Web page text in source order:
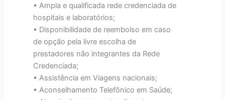
• Ampla e qualificada rede credenciada de
hospitais e laboratórios;
• Disponibilidade de reembolso em caso
de opção pela livre escolha de
prestadores não integrantes da Rede
Credenciada;
• Assistência em Viagens nacionais;
• Aconselhamento Telefônico em Saúde;